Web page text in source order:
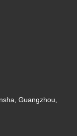
Guangzhou,